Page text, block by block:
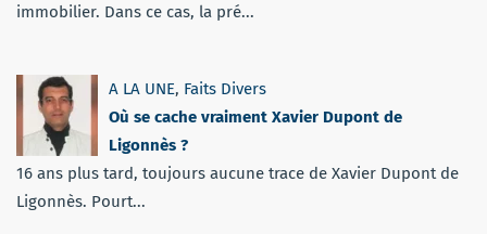
immobilier. Dans ce cas, la pré...
A LA UNE, Faits Divers
Où se cache vraiment Xavier Dupont de
Ligonnès ?
16 ans plus tard, toujours aucune trace de Xavier Dupont de
Ligonnès. Pourt...